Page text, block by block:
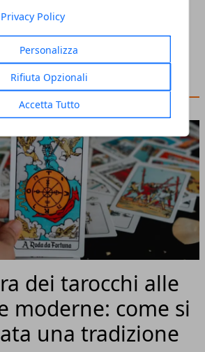
Privacy Policy
Personalizza
Rifiuta Opzionali
Accetta Tutto
- dicembre 19, 2022
dei tarocchi alle
moderne: come si
una tradizione